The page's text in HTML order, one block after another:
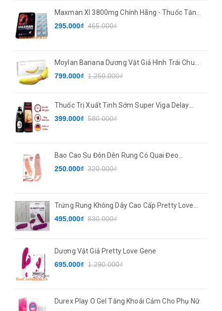
Maxman XI 3800mg Chính Hãng - Thuốc Tăng
Cường Sinh Lý
295.000₫ 465.000₫
Moylan Banana Dương Vật Giả Hình Trái Chuối
7 Chế Độ Rung
799.000₫ 1.250.000₫
Thuốc Trị Xuất Tinh Sớm Super Viga Delay
Spray
399.000₫ 580.000₫
Bao Cao Su Đôn Dên Rung Có Quai Đeo
PRETTYLOVE
250.000₫ 320.000₫
Trứng Rung Không Dây Cao Cấp Pretty Love
Deirdre
495.000₫ 830.000₫
Dương Vật Giả Pretty Love Gene
695.000₫ 1.290.000₫
Durex Play O Gel Tăng Khoái Cảm Cho Phụ Nữ